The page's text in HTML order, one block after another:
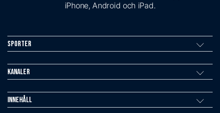
iPhone, Android och iPad.
Sporter
Kanaler
Innehåll